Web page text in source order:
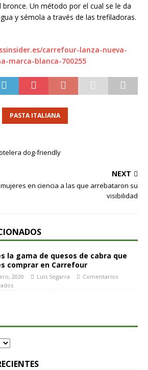
Un método por el cual se le da
y sémola a través de las trefiladoras.
carrefour-lanza-nueva-
marca-blanca-700255
PASTA ITALIANA
dog-friendly
NEXT
en ciencia a las que arrebataron su
visibilidad
la gama de quesos de cabra que
comprar en Carrefour
2020 Luis Segarra
Comentarios